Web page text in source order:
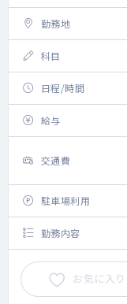
勤務地
科目
日程/時間
給与
交通費
駐車場利用
勤務内容
お気に入り